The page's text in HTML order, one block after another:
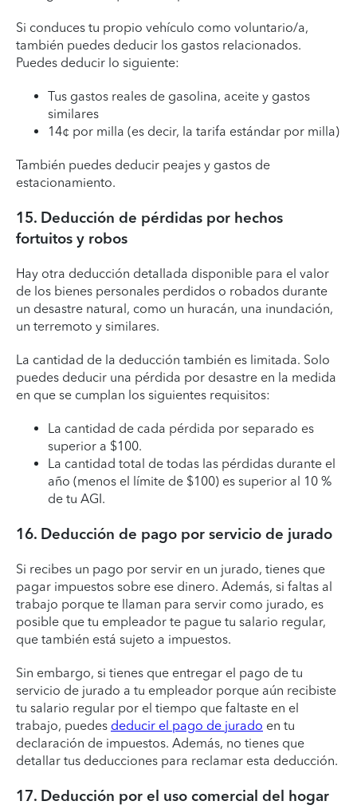
Si conduces tu propio vehículo como voluntario/a,
también puedes deducir los gastos relacionados.
Puedes deducir lo siguiente:
Tus gastos reales de gasolina, aceite y gastos
similares
14¢ por milla (es decir, la tarifa estándar por milla)
También puedes deducir peajes y gastos de
estacionamiento.
15. Deducción de pérdidas por hechos
fortuitos y robos
Hay otra deducción detallada disponible para el valor
de los bienes personales perdidos o robados durante
un desastre natural, como un huracán, una inundación,
un terremoto y similares.
La cantidad de la deducción también es limitada. Solo
puedes deducir una pérdida por desastre en la medida
en que se cumplan los siguientes requisitos:
La cantidad de cada pérdida por separado es
superior a $100.
La cantidad total de todas las pérdidas durante el
año (menos el límite de $100) es superior al 10 %
de tu AGI.
16. Deducción de pago por servicio de jurado
Si recibes un pago por servir en un jurado, tienes que
pagar impuestos sobre ese dinero. Además, si faltas al
trabajo porque te llaman para servir como jurado, es
posible que tu empleador te pague tu salario regular,
que también está sujeto a impuestos.
Sin embargo, si tienes que entregar el pago de tu
servicio de jurado a tu empleador porque aún recibiste
tu salario regular por el tiempo que faltaste en el
trabajo, puedes deducir el pago de jurado en tu
declaración de impuestos. Además, no tienes que
detallar tus deducciones para reclamar esta deducción.
17. Deducción por el uso comercial del hogar